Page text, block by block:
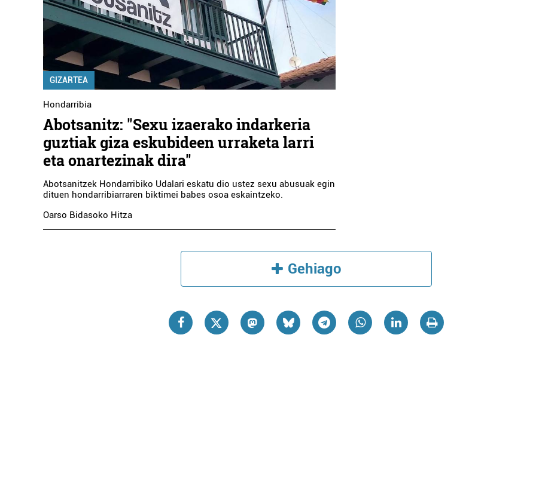
GIZARTEA
Hondarribia
Abotsanitz: "Sexu izaerako indarkeria
guztiak giza eskubideen urraketa larri
eta onartezinak dira"
Abotsanitzek Hondarribiko Udalari eskatu dio ustez sexu abusuak egin
dituen hondarribiarraren biktimei babes osoa eskaintzeko.
Oarso Bidasoko Hitza
Gehiago
Aholkularitza
ADMINISTRAZIOAK
AGENTZIA
Hondarribia